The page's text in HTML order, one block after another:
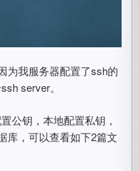
为我服务器配置了ssh的
server。
公钥，本地配置私钥，
库，可以查看如下2篇文